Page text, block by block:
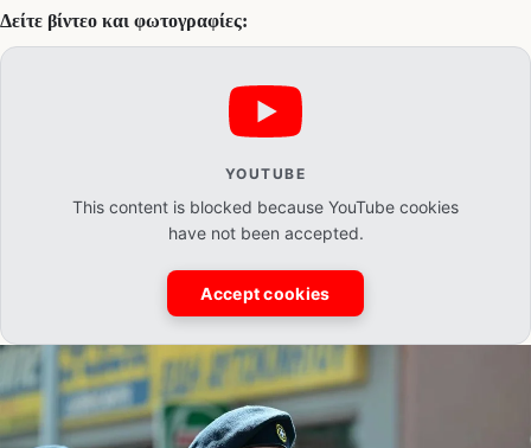
Δείτε βίντεο και φωτογραφίες:
YOUTUBE
This content is blocked because YouTube cookies
have not been accepted.
Accept cookies